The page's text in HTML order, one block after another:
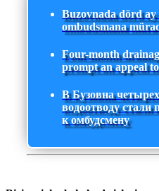
Buzovnada dörd
ombudsmana
Four-month
prompt an appeal
В Бузовна
водоотводу стали
к омбудсмену